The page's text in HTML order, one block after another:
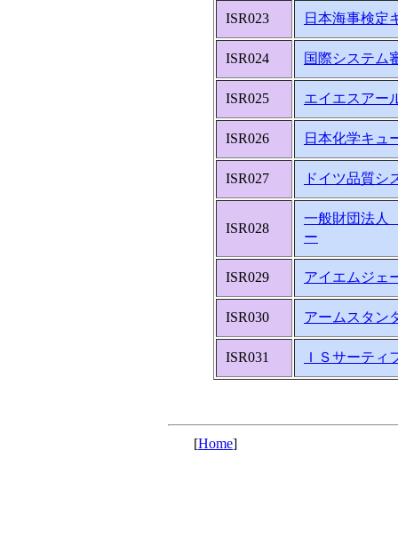
ISR023 日本海事検定
ISR024 国際システム
ISR025 エイエスアー
ISR026 日本化学キュ
ISR027 ドイツ品質シ
ISR028
一般財団法
ー
ISR029 アイエムジェ
ISR030 アームスタン
ISR031 ＩＳサーティ
[Home]